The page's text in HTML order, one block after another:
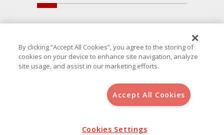
, S.L.U.(B-64405731) c/ San Norberto
Aviso Legal
Política de Cookies
By clicking “Accept All Cookies”, you agree to the storing of
cookies on your device to enhance site navigation, analyze
site usage, and assist in our marketing efforts.
Accept All Cookies
Cookies Settings